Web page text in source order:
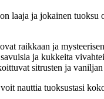
ja jokainen
raikkaan ja
ja kukkeita
sitrusten ja vaniljan
nauttia tuoksustasi